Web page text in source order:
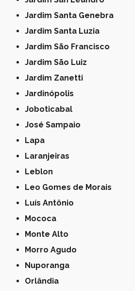
Jardim Santa Genebra
Jardim Santa Luzia
Jardim São Francisco
Jardim São Luiz
Jardim Zanetti
Jardinópolis
Joboticabal
José Sampaio
Lapa
Laranjeiras
Leblon
Leo Gomes de Morais
Luís Antônio
Mococa
Monte Alto
Morro Agudo
Nuporanga
Orlândia